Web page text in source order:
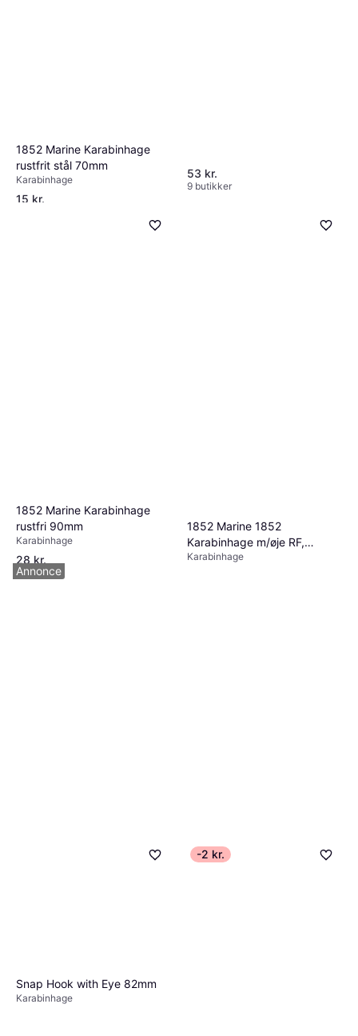
1852 Marine Karabinhage
rustfrit stål 70mm
Karabinhage
15 kr.
53 kr.
9 butikker
1852 Marine Karabinhage
rustfri 90mm
Karabinhage
28 kr.
9+ butikker
1852 Marine 1852
Karabinhage m/øje RF,
7x70mm
Karabinhage
Snap Hook with Eye 82mm
Karabinhage
-2 kr.
Annonce